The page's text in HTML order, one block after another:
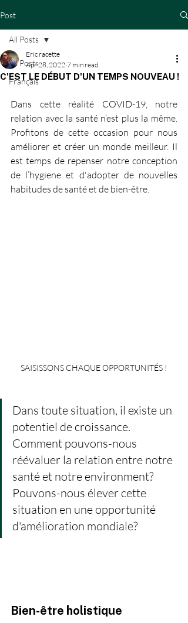
Post
All Posts
Français
All Posts
C'EST LE DÉBUT D'UN TEMPS NOUVEAU !
Eric racette
Apr 28, 2022 7 min read
Dans cette réalité COVID-19, notre
relation avec la santé n’est plus la même.
Profitons de cette occasion pour nous
améliorer et créer un monde meilleur. Il
est temps de repenser notre conception
de l’hygiene et d'adopter de nouvelles
habitudes de santé et de bien-être.
SAISISSONS CHAQUE OPPORTUNITÉS !
Dans toute situation, il existe un
potentiel de croissance.
Comment pouvons-nous
réévaluer la relation entre notre
santé et notre environment?
Pouvons-nous élever cette
situation en une opportunité
d'amélioration mondiale?
Bien-être holistique